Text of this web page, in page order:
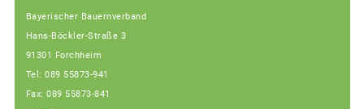
Bayerischer Bauernverband
Hans-Böckler-Straße 3
91301 Forchheim
Tel: 089 55873-941
Fax: 089 55873-841